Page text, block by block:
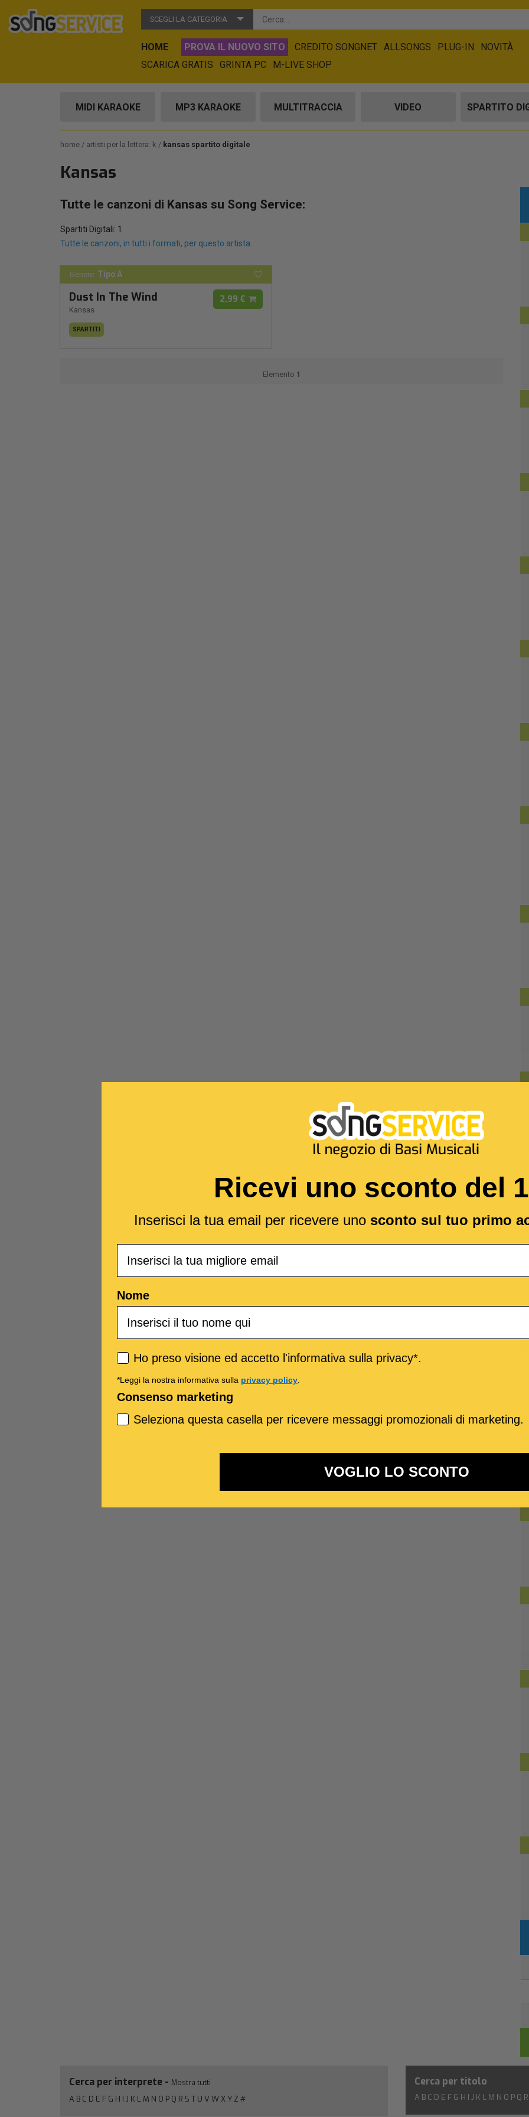
SCEGLI LA CATEGORIA
HOME PROVA IL NUOVO SITO CREDITO SONGNET ALLSONGS PLUG-IN
NOVITÀ
SCARICA GRATIS
GRINTA PC M-LIVE SHOP
MIDI KARAOKE MP3 KARAOKE MULTITRACCIA VIDEO SPARTITO
home artisti per la lettera: k kansas spartito digitale
Kansas
Tutte le canzoni di Kansas su Song Service:
Spartiti Digitali: 1
Tutte le canzoni, in tutti i formati, per questo artista.
Genere: Tipo A
Dust In The Wind
Kansas
2,99 €
SPARTITI
Elemento 1
Cerca per interprete - Mostra tutti
A B C D E F G H I J K L M N O P Q R S T U V W X Y Z #
Cerca per titolo
A B C D E F G H I J K L M N O P Q R
Ricevi uno sconto del
Inserisci la tua email per ricevere uno sconto sul tuo primo
Nome
Privacy policy
Ho preso visione ed accetto l'informativa sulla privacy*.
*Leggi la nostra informativa sulla privacy policy.
Consenso marketing
Seleziona questa casella per ricevere messaggi promozionali di marketing.
VOGLIO LO SCONTO